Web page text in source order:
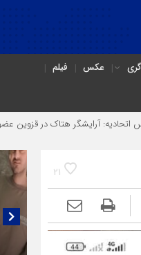
عکس
فیلم
هتاک در قزوین عضو اتحادیه
21